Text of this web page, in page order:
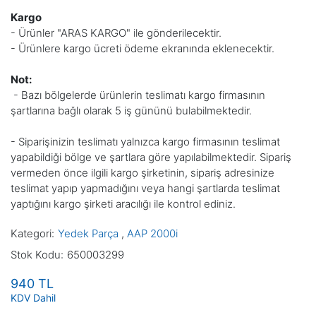
Kargo
- Ürünler "ARAS KARGO" ile gönderilecektir.
- Ürünlere kargo ücreti ödeme ekranında eklenecektir.
Not:
- Bazı bölgelerde ürünlerin teslimatı kargo firmasının
şartlarına bağlı olarak 5 iş gününü bulabilmektedir.
- Siparişinizin teslimatı yalnızca kargo firmasının teslimat
yapabildiği bölge ve şartlara göre yapılabilmektedir. Sipariş
vermeden önce ilgili kargo şirketinin, sipariş adresinize
teslimat yapıp yapmadığını veya hangi şartlarda teslimat
yaptığını kargo şirketi aracılığı ile kontrol ediniz.
Kategori Yedek Parça , AAP 2000i
Stok Kodu 650003299
940 TL
KDV Dahil